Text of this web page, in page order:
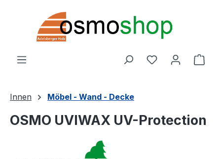
Zum Hauptinhalt springen
Du hast 0
Innen Möbel - Wand - Decke
OSMO UVIWAX UV-Protection